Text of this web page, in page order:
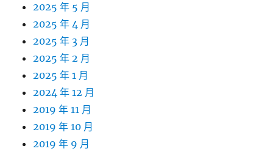
2025 年 5 月
2025 年 4 月
2025 年 3 月
2025 年 2 月
2025 年 1 月
2024 年 12 月
2019 年 11 月
2019 年 10 月
2019 年 9 月